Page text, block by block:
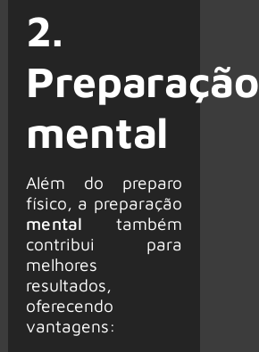
2.
Preparação
mental
Além do preparo
físico, a preparação
mental também
contribui para
melhores
resultados,
oferecendo
vantagens: